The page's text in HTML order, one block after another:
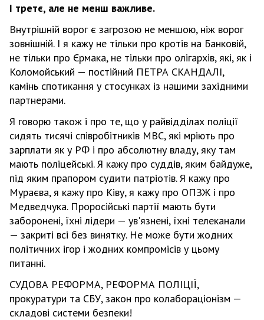
І третє, але не менш важливе.
Внутрішній ворог є загрозою не меншою, ніж ворог
зовнішній. І я кажу не тільки про кротів на Банковій,
не тільки про Єрмака, не тільки про олігархів, які, як і
Коломойський — постійний ПЕТРА СКАНДАЛІ,
камінь спотикання у стосунках із нашими західними
партнерами.
Я говорю також і про те, що у райвідділах поліції
сидять тисячі співробітників МВС, які мріють про
зарплати як у РФ і про абсолютну владу, яку там
мають поліцейські. Я кажу про суддів, яким байдуже,
під яким прапором судити патріотів. Я кажу про
Мураєва, я кажу про Ківу, я кажу про ОПЗЖ і про
Медведчука. Проросійські партії мають бути
заборонені, їхні лідери — ув'язнені, їхні телеканали
— закриті всі без винятку. Не може бути жодних
політичних ігор і жодних компромісів у цьому
питанні.
СУДОВА РЕФОРМА, РЕФОРМА ПОЛІЦІЇ,
прокуратури та СБУ, закон про колабораціонізм —
складові системи безпеки!